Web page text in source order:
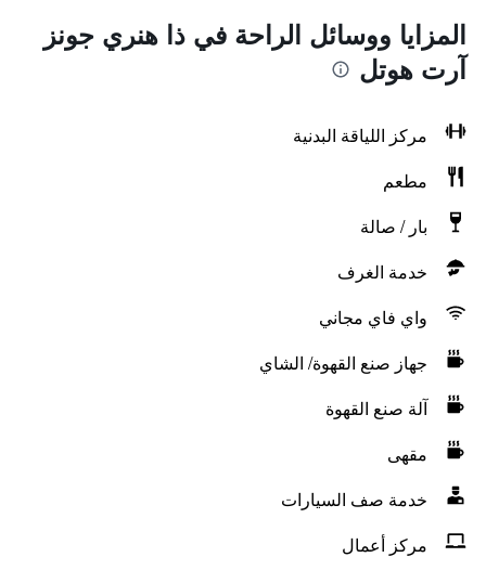
المزايا ووسائل الراحة في ذا هنري جونز
آرت هوتل
مركز اللياقة البدنية
مطعم
بار / صالة
خدمة الغرف
واي فاي مجاني
جهاز صنع القهوة/ الشاي
آلة صنع القهوة
مقهى
خدمة صف السيارات
مركز أعمال